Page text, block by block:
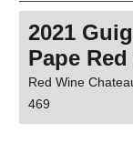
2021
Pape
Red Wine
469